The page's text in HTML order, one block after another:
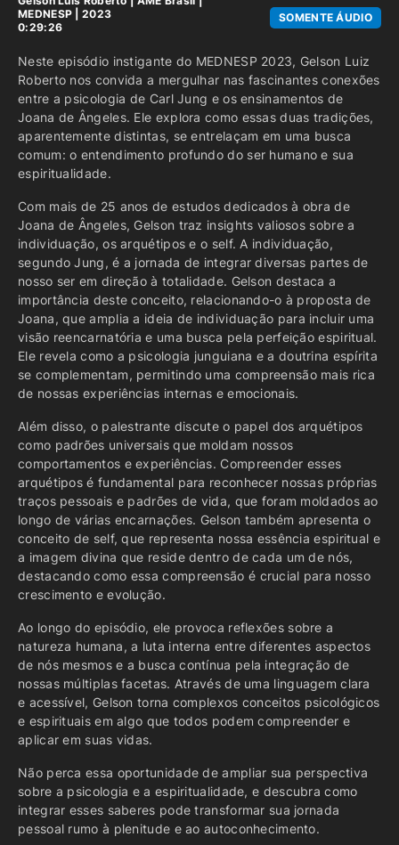
MEDNESP | 2023
0:29:26
SOMENTE ÁUDIO
Neste episódio instigante do MEDNESP 2023, Gelson Luiz
Roberto nos convida a mergulhar nas fascinantes conexões
entre a psicologia de Carl Jung e os ensinamentos de
Joana de Ângeles. Ele explora como essas duas tradições,
aparentemente distintas, se entrelaçam em uma busca
comum: o entendimento profundo do ser humano e sua
espiritualidade.
Com mais de 25 anos de estudos dedicados à obra de
Joana de Ângeles, Gelson traz insights valiosos sobre a
individuação, os arquétipos e o self. A individuação,
segundo Jung, é a jornada de integrar diversas partes de
nosso ser em direção à totalidade. Gelson destaca a
importância deste conceito, relacionando-o à proposta de
Joana, que amplia a ideia de individuação para incluir uma
visão reencarnatória e uma busca pela perfeição espiritual.
Ele revela como a psicologia junguiana e a doutrina espírita
se complementam, permitindo uma compreensão mais rica
de nossas experiências internas e emocionais.
Além disso, o palestrante discute o papel dos arquétipos
como padrões universais que moldam nossos
comportamentos e experiências. Compreender esses
arquétipos é fundamental para reconhecer nossas próprias
traços pessoais e padrões de vida, que foram moldados ao
longo de várias encarnações. Gelson também apresenta o
conceito de self, que representa nossa essência espiritual e
a imagem divina que reside dentro de cada um de nós,
destacando como essa compreensão é crucial para nosso
crescimento e evolução.
Ao longo do episódio, ele provoca reflexões sobre a
natureza humana, a luta interna entre diferentes aspectos
de nós mesmos e a busca contínua pela integração de
nossas múltiplas facetas. Através de uma linguagem clara
e acessível, Gelson torna complexos conceitos psicológicos
e espirituais em algo que todos podem compreender e
aplicar em suas vidas.
Não perca essa oportunidade de ampliar sua perspectiva
sobre a psicologia e a espiritualidade, e descubra como
integrar esses saberes pode transformar sua jornada
pessoal rumo à plenitude e ao autoconhecimento.